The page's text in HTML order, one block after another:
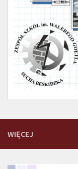
WIĘCEJ